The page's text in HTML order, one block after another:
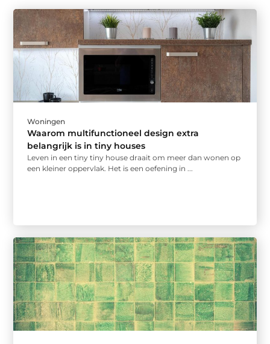
Woningen
Waarom multifunctioneel design extra
belangrijk is in tiny houses
Leven in een tiny tiny house draait om meer dan wonen op
een kleiner oppervlak. Het is een oefening in ...